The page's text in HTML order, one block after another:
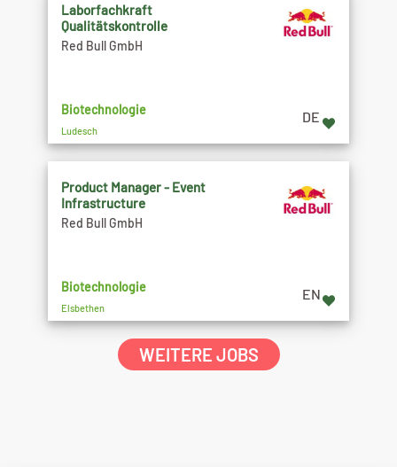
Laborfachkraft
Qualitätskontrolle
Red Bull GmbH
Biotechnologie
Ludesch
DE
Product Manager - Event
Infrastructure
Red Bull GmbH
Biotechnologie
Elsbethen
EN
WEITERE JOBS